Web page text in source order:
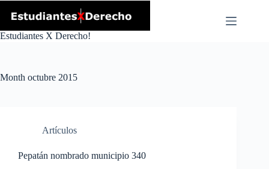
Estudiantes X Derecho!
Month octubre 2015
Artículos
Pepatán nombrado municipio 340